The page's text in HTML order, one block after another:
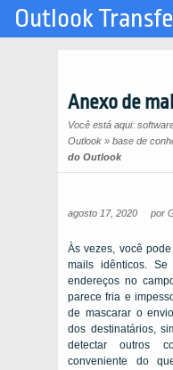
Anexo de
Você está aqui:
Outlook » base de
do Outlook
agosto 17, 2020 por
Às vezes, você
mails idênticos.
endereços no
parece fria e
de mascarar o
dos destinatários,
detectar outros
conveniente do
Outlook